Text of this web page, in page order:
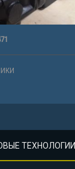
ТЕХНОЛОГИИ